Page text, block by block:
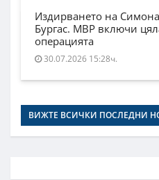
Издирването на
Бургас. МВР включи
операцията
30.07.2026 15:28ч.
ВИЖТЕ ВСИЧКИ ПОСЛЕДНИ